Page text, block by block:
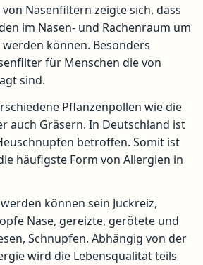
Nasenfiltern zeigte sich, dass
im Nasen- und Rachenraum um
können. Besonders
für Menschen die von
sind.
Pflanzenpollen wie die
auch Gräsern. In Deutschland ist
betroffen. Somit ist
häufigste Form von Allergien in
können sein Juckreiz,
Nase, gereizte, gerötete und
Schnupfen. Abhängig von der
wird die Lebensqualität teils